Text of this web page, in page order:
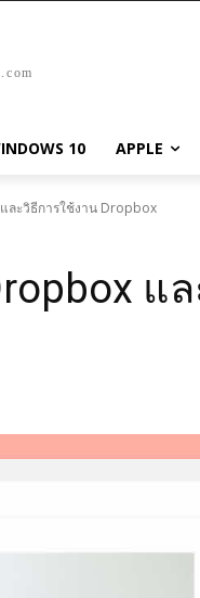
10 APPLE
ละวิธีการใช้งาน Dropbox
แ